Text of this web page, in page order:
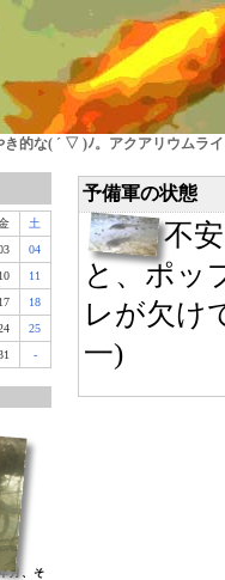
的な( ´ ▽ )ﾉ。アクアリウムラ
土
04
10
11
17
18
25
-
月、そ
予備軍の状態
不
と、ポッ
レが欠け
一)